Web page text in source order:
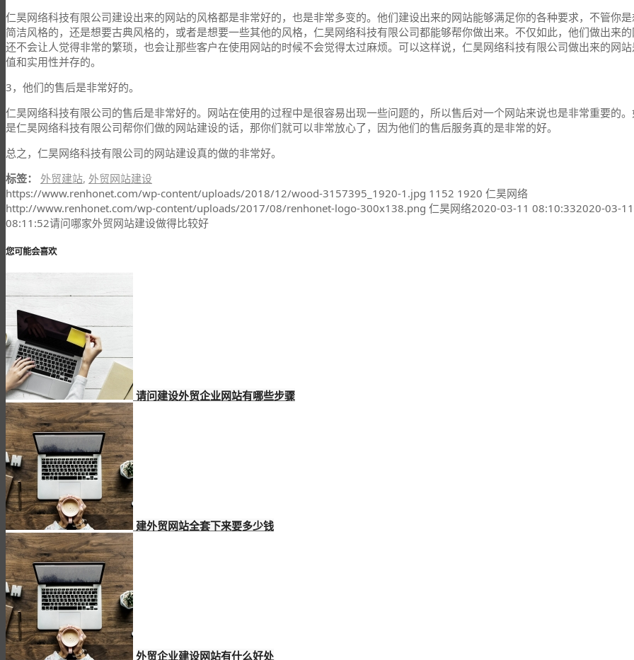
仁昊网络科技有限公司建设出来的网站的风格都是非常好的，也是非常多变的。他们建设出来的网站能够满足你的各种要求，不管你
简洁风格的，还是想要古典风格的，或者是想要一些其他的风格，仁昊网络科技有限公司都能够帮你做出来。不仅如此，他们做出来
还不会让人觉得非常的繁琐，也会让那些客户在使用网站的时候不会觉得太过麻烦。可以这样说，仁昊网络科技有限公司做出来的网
值和实用性并存的。
3，他们的售后是非常好的。
仁昊网络科技有限公司的售后是非常好的。网站在使用的过程中是很容易出现一些问题的，所以售后对一个网站来说也是非常重要的
是仁昊网络科技有限公司帮你们做的网站建设的话，那你们就可以非常放心了，因为他们的售后服务真的是非常的好。
总之，仁昊网络科技有限公司的网站建设真的做的非常好。
标签：
外贸建站, 外贸网站建设
https://www.renhonet.com/wp-content/uploads/2018/12/wood-3157395_1920-1.jpg 1152 1920 仁昊网络
http://www.renhonet.com/wp-content/uploads/2017/08/renhonet-logo-300x138.png 仁昊网络2020-03-11 08:10:332020-03-11
08:11:52请问哪家外贸网站建设做得比较好
您可能会喜欢
请问建设外贸企业网站有哪些步骤
建外贸网站全套下来要多少钱
外贸企业建设网站有什么好处